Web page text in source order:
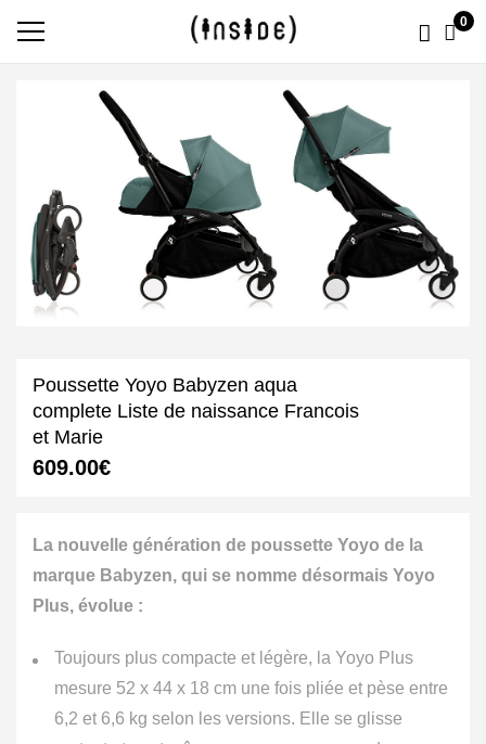
0
Poussette Yoyo Babyzen aqua
complete Liste de naissance Francois
et Marie
609.00€
La nouvelle génération de poussette Yoyo de la
marque Babyzen, qui se nomme désormais Yoyo
Plus, évolue :
Toujours plus compacte et légère, la Yoyo Plus
mesure 52 x 44 x 18 cm une fois pliée et pèse entre
6,2 et 6,6 kg selon les versions. Elle se glisse